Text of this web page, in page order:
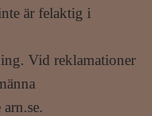
är felaktig i
Vid reklamationer